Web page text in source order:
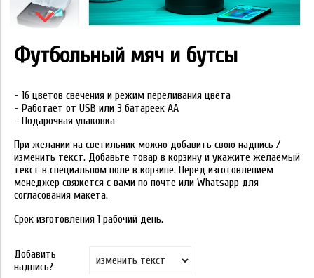
Футбольный мяч и бутсы
- 16 цветов свечения и режим переливания цвета
- Работает от USB или 3 батареек АА
- Подарочная упаковка
При желании на светильник можно добавить свою надпись /
изменить текст. Добавьте товар в корзину и укажите желаемый
текст в специальном поле в корзине. Перед изготовлением
менеджер свяжется с вами по почте или Whatsapp для
согласования макета.
Срок изготовления 1 рабочий день.
Добавить
надпись?